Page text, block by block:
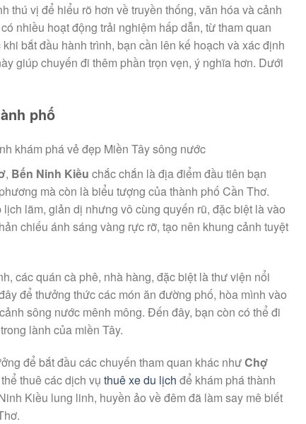
thú vị để hiểu rõ hơn về truyền thống, văn hóa và cảnh
nhiều hoạt động trải nghiệm hấp dẫn, từ tham quan
bắt đầu hành trình, bạn cần lên kế hoạch và xác định
giúp chuyến đi thêm phần trọn vẹn, ý nghĩa hơn. Dưới
phố
, Bến Ninh Kiều chắc chắn là địa điểm đầu tiên bạn
mà còn là biểu tượng của thành phố Cần Thơ.
lãm, giản dị nhưng vô cùng quyến rũ, đặc biệt là vào
chiếu ánh sáng vàng rực rỡ, tạo nên khung cảnh tuyệt
các quán cà phê, nhà hàng, đặc biệt là thư viện nổi
để thưởng thức các món ăn đường phố, hòa mình vào
sông nước mênh mông. Đến đây, bạn còn có thể đi
lành của miền Tây.
để bắt đầu các chuyến tham quan khác nhưChợ
thuê các dịch vụ thuê xe du lịch để khám phá thành
Kiều lung linh, huyền ảo về đêm đã làm say mê biết